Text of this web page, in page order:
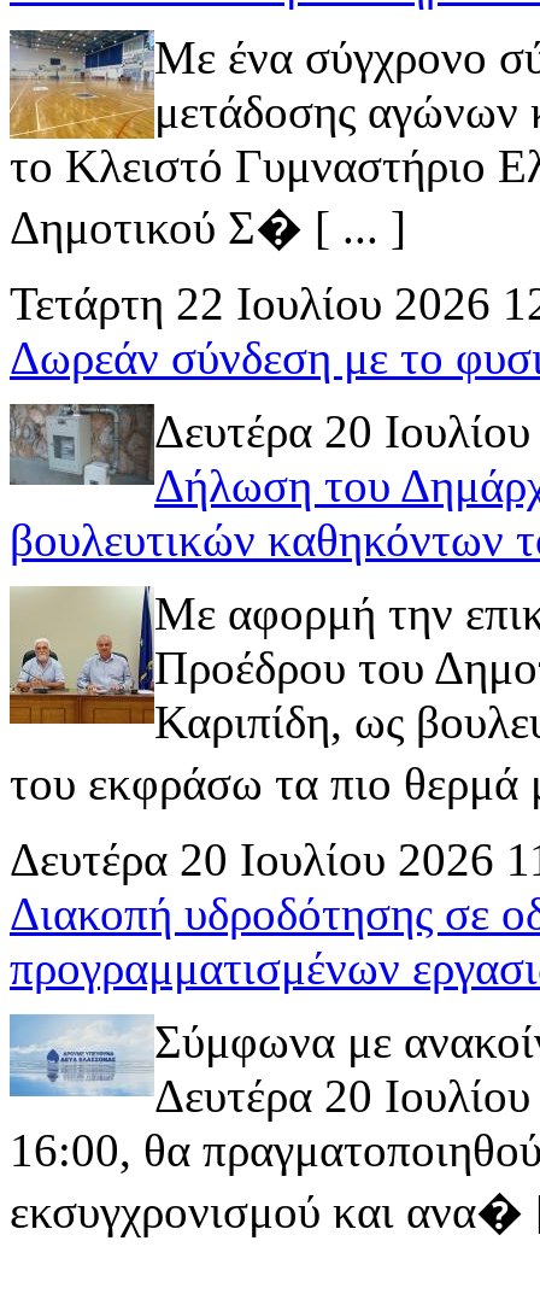
Με ένα σύγχρονο
μετάδοσης αγώνων
το Κλειστό Γυμναστήριο
Δημοτικού Σ� [ ... ]
Τετάρτη 22 Ιουλίου 2026
Δωρεάν σύνδεση με το
Δευτέρα 20
Δήλωση του
βουλευτικών καθηκόντων
Με αφορμή την
Προέδρου του
Καριπίδη, ως
του εκφράσω τα πιο
Δευτέρα 20 Ιουλίου 2026
Διακοπή υδροδότησης σε
προγραμματισμένων
Σύμφωνα με
Δευτέρα 20
16:00, θα
εκσυγχρονισμού και